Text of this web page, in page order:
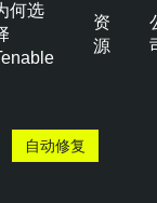
何选
资
源
自动修复